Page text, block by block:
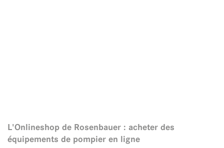
L'Onlineshop de Rosenbauer : acheter des
équipements de pompier en ligne